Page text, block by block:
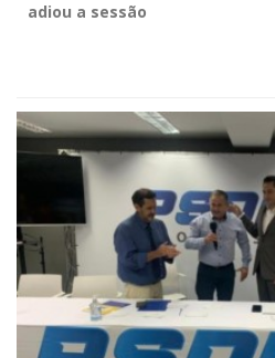
adiou a sessão